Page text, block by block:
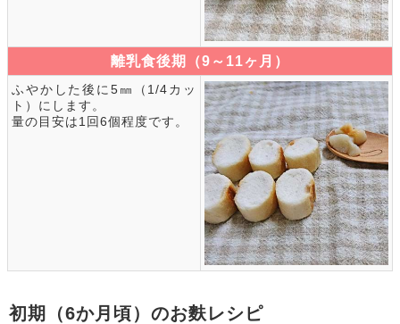
離乳食後期（9～11ヶ月）
ふやかした後に5㎜（1/4カッ
ト）にします。
量の目安は1回6個程度です。
初期（6か月頃）のお麩レシピ